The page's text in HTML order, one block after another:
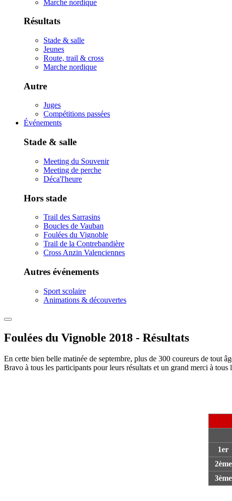
Marche nordique
Résultats
Stade & salle
Jeunes
Route, trail & cross
Marche nordique
Autre
Juges
Compétitions passées
Événements
Stade & salle
Meeting du Souvenir
Meeting de perche
Déca'l'heure
Hors stade
Trail des Sarrasins
Boucles de Vauban
Foulées du Vignoble
Trail de la Contrebandière
Cross Anzin Valenciennes
Autres événements
Sport scolaire
Animations & découvertes
Foulées du Vignoble 2018 - Résultats
En cette bien belle matinée de septembre, plus de 300 coureurs de tout
Bravo à tous les participants pour leurs résultats et un grand merci à
1er
2ème
3ème